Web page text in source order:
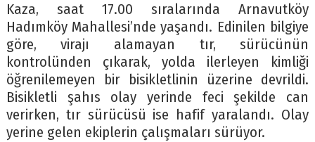
Kaza, saat 17.00 sıralarında Arnavutköy
Hadımköy Mahallesi’nde yaşandı. Edinilen bilgiye
göre, virajı alamayan tır, sürücünün
kontrolünden çıkarak, yolda ilerleyen kimliği
öğrenilemeyen bir bisikletlinin üzerine devrildi.
Bisikletli şahıs olay yerinde feci şekilde can
verirken, tır sürücüsü ise hafif yaralandı. Olay
yerine gelen ekiplerin çalışmaları sürüyor.